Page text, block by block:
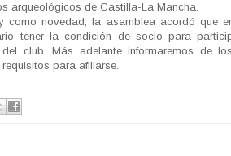
arqueológicos de Castilla-La Mancha.
como novedad, la asamblea acordó que
tener la condición de socio para
del club. Más adelante informaremos de
para afiliarse.